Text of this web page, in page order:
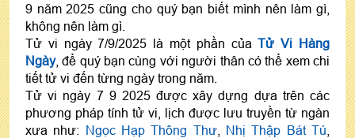
9 năm 2025 cũng cho quý bạn biết mình nên làm gì,
không nên làm gì.
Tử vi ngày 7/9/2025 là một phần củaTử Vi Hàng
Ngày, để quý bạn cùng với người thân có thể xem chi
tiết tử vi đến từng ngày trong năm.
Tử vi ngày 7 9 2025 được xây dựng dựa trên các
phương pháp tính tử vi, lịch được lưu truyền từ ngàn
xưa như: Ngọc Hạp Thông Thư, Nhị Thập Bát Tú